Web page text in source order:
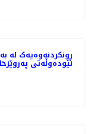
ڕونکردنەوەیەک لە
نێودەوڵەتی